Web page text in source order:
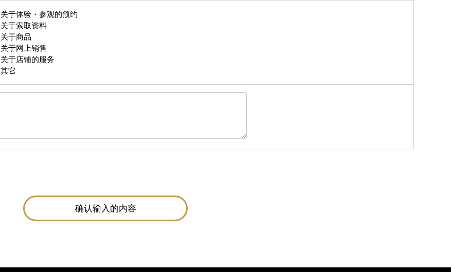
关于体验・参观的预约
关于索取资料
关于商品
关于网上销售
关于店铺的服务
其它
确认输入的内容